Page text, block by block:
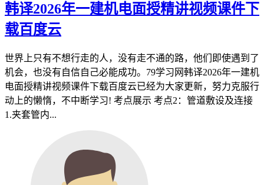
韩译2026年一建机电面授精讲视频课件下
载百度云
世界上只有不想行走的人，没有走不通的路，他们即使遇到了
机会，也没有自信自己必能成功。79学习网韩译2026年一建机
电面授精讲视频课件下载百度云已经为大家更新，努力克服行
动上的懒惰，不中断学习! 考点展示 考点2：管道敷设及连接
1.夹套管内...